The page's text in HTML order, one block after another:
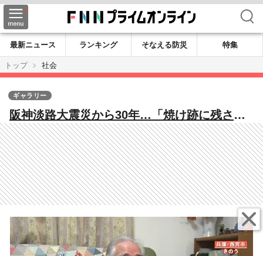
検索
最新ニュース ランキング そなえる防災
特集
トップ
社会
阪神淡路大震災から30年…「焼け跡に残され
た“生き証人”」「医師の心残り」「人々の心
を支えた“歌”」今も残る教訓と受け継がれる
記憶
ギャラリー